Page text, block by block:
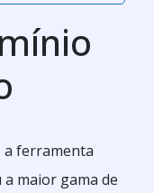
a ferramenta
maior gama de